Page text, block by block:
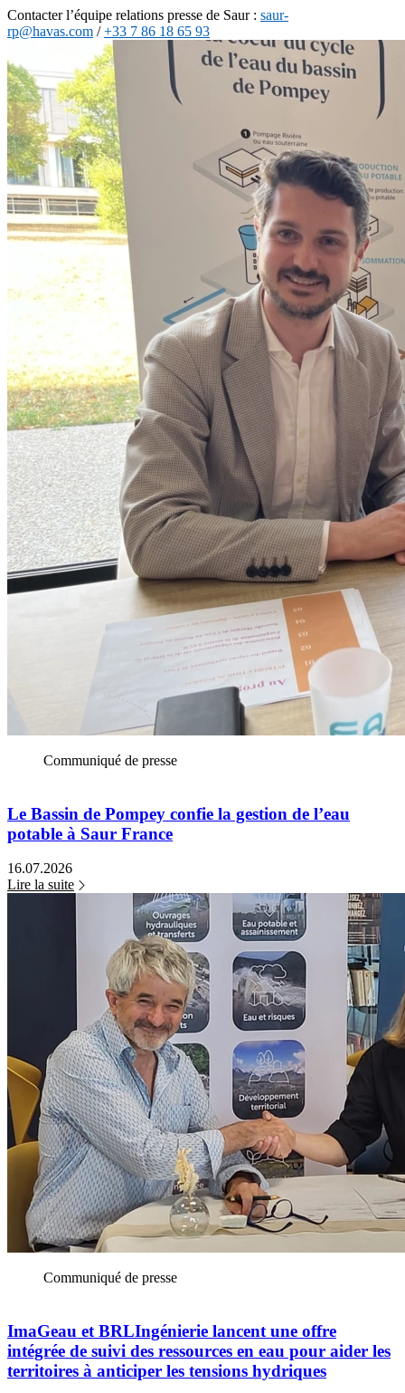
Contacter l’équipe relations presse de Saur : saur-
rp@havas.com /+33 7 86 18 65 93
Communiqué de presse
Le Bassin de Pompey confie la gestion de l’eau
potable à Saur France
16.07.2026
Lire la suite
Communiqué de presse
ImaGeau et BRLIngénierie lancent une offre
intégrée de suivi des ressources en eau pour aider les
territoires à anticiper les tensions hydriques